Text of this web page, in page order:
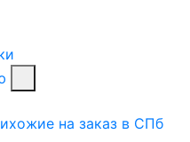
на заказ в СПб